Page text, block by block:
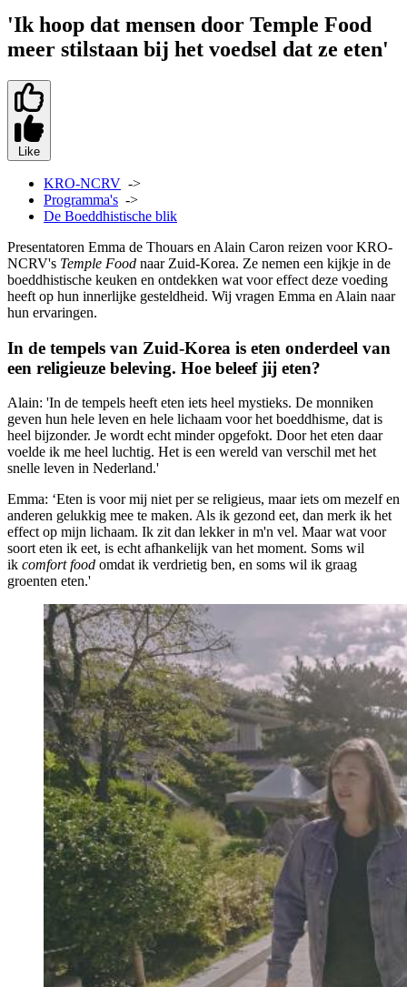
'Ik hoop dat mensen door Temple Food
meer stilstaan bij het voedsel dat ze eten'
Like
KRO-NCRV ->
Programma's ->
De Boeddhistische blik
Presentatoren Emma de Thouars en Alain Caron reizen voor KRO-
NCRV's Temple Food naar Zuid-Korea. Ze nemen een kijkje in de
boeddhistische keuken en ontdekken wat voor effect deze voeding
heeft op hun innerlijke gesteldheid. Wij vragen Emma en Alain naar
hun ervaringen.
In de tempels van Zuid-Korea is eten onderdeel van
een religieuze beleving. Hoe beleef jij eten?
Alain: 'In de tempels heeft eten iets heel mystieks. De monniken
geven hun hele leven en hele lichaam voor het boeddhisme, dat is
heel bijzonder. Je wordt echt minder opgefokt. Door het eten daar
voelde ik me heel luchtig. Het is een wereld van verschil met het
snelle leven in Nederland.'
Emma: ‘Eten is voor mij niet per se religieus, maar iets om mezelf en
anderen gelukkig mee te maken. Als ik gezond eet, dan merk ik het
effect op mijn lichaam. Ik zit dan lekker in m'n vel. Maar wat voor
soort eten ik eet, is echt afhankelijk van het moment. Soms wil
ik comfort food omdat ik verdrietig ben, en soms wil ik graag
groenten eten.'